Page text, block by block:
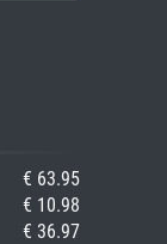
€ 63.95
€ 10.98
€ 36.97